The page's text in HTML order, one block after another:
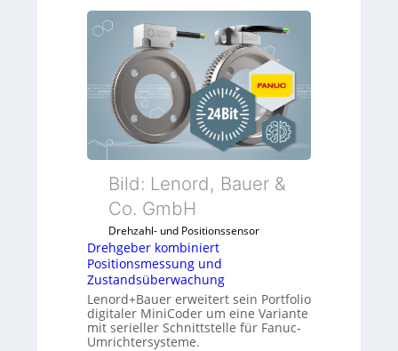
Bild: Lenord, Bauer &
Co. GmbH
Drehzahl- und Positionssensor
Drehgeber kombiniert
Positionsmessung und
Zustandsüberwachung
Lenord+Bauer erweitert sein Portfolio
digitaler MiniCoder um eine Variante
mit serieller Schnittstelle für Fanuc-
Umrichtersysteme.